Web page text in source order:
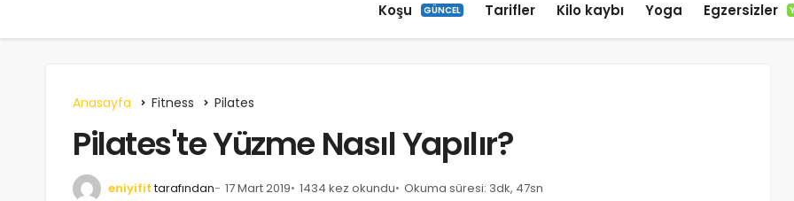
Koşu GÜNCEL Tarifler Kilo kaybı Yoga Egzersizler
Anasayfa Fitness Pilates
Pilates'te Yüzme Nasıl Yapılır?
eniyifit tarafından 17 Mart 2019 1434 kez okundu Okuma süresi: 3dk, 47sn